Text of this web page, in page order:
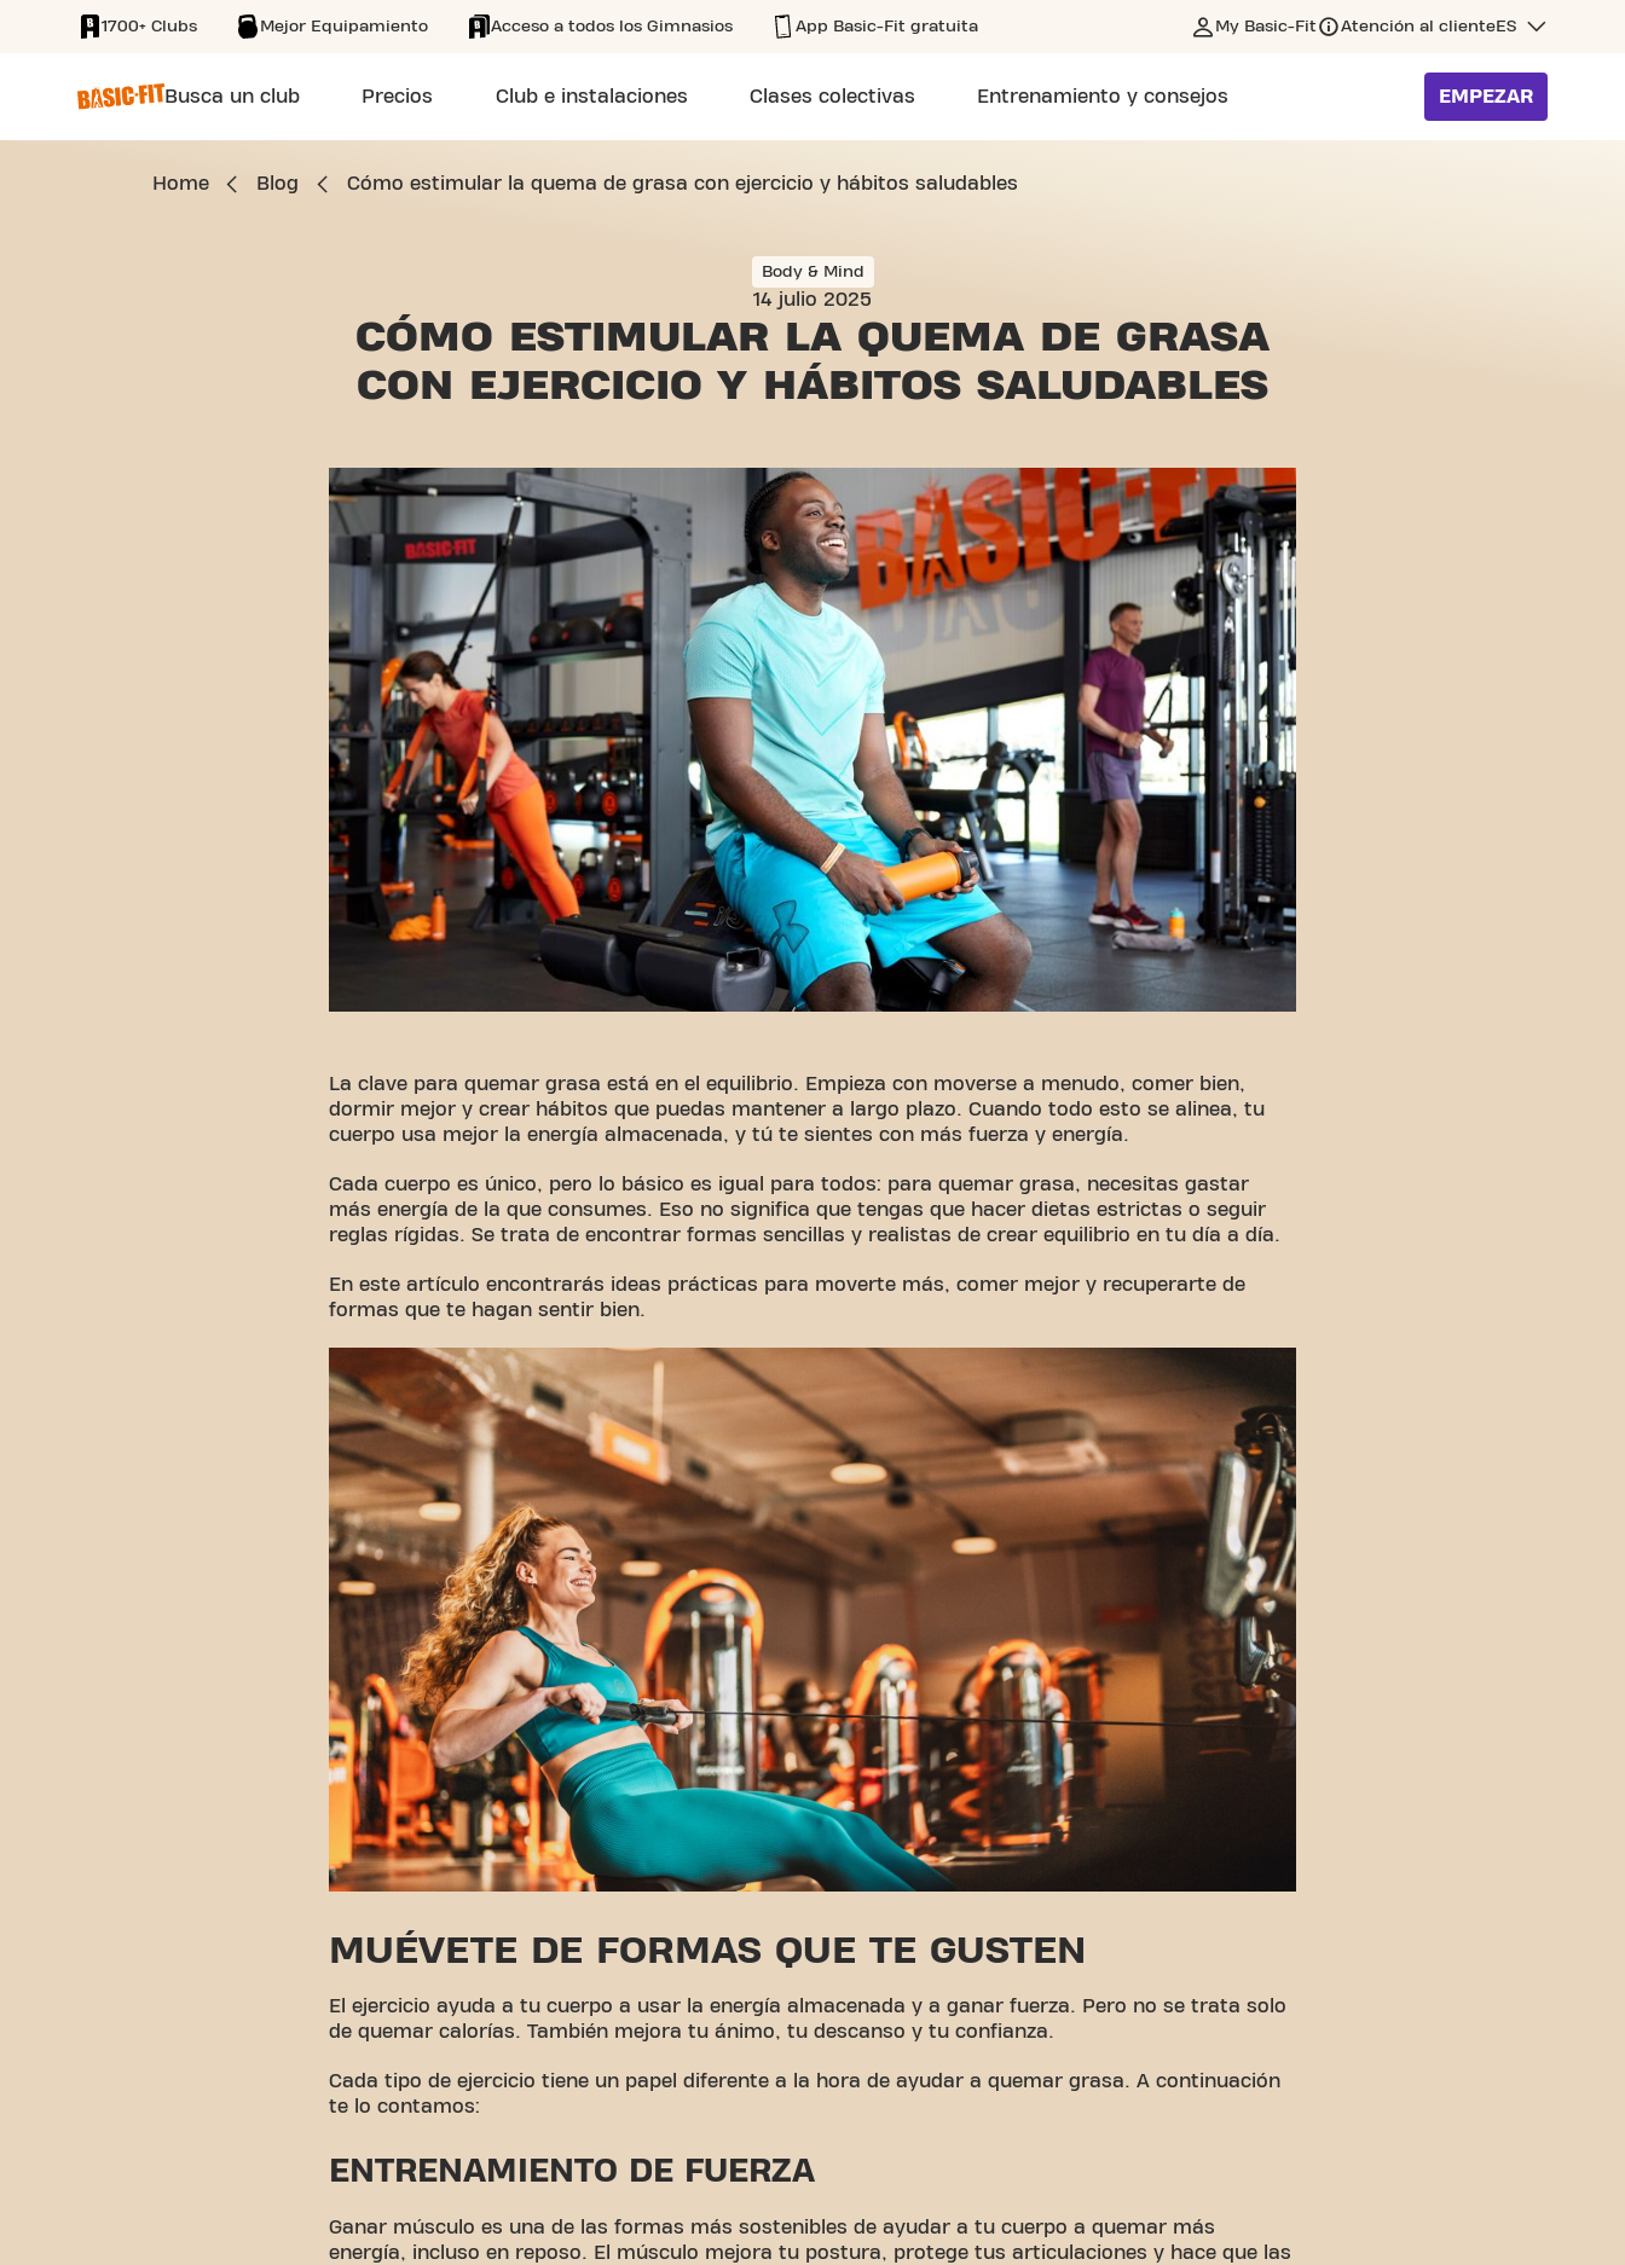
SKIP TO MAIN CONTENT
1700+ Clubs Mejor Equipamiento Acceso a todos los Gimnasios App Basic-Fit gratuita My Basic-Fit Atención al clienteES
Busca un club Precios Club e instalaciones Clases colectivas Entrenamiento y consejos EMPEZAR
Home Blog Cómo estimular la quema de grasa con ejercicio y hábitos saludables
Body & Mind
14 julio 2025
CÓMO ESTIMULAR LA QUEMA DE GRASA
CON EJERCICIO Y HÁBITOS SALUDABLES
La clave para quemar grasa está en el equilibrio. Empieza con moverse a menudo, comer bien,
dormir mejor y crear hábitos que puedas mantener a largo plazo. Cuando todo esto se alinea, tu
cuerpo usa mejor la energía almacenada, y tú te sientes con más fuerza y energía.
Cada cuerpo es único, pero lo básico es igual para todos: para quemar grasa, necesitas gastar
más energía de la que consumes. Eso no significa que tengas que hacer dietas estrictas o seguir
reglas rígidas. Se trata de encontrar formas sencillas y realistas de crear equilibrio en tu día a día.
En este artículo encontrarás ideas prácticas para moverte más, comer mejor y recuperarte de
formas que te hagan sentir bien.
MUÉVETE DE FORMAS QUE TE GUSTEN
El ejercicio ayuda a tu cuerpo a usar la energía almacenada y a ganar fuerza. Pero no se trata solo
de quemar calorías. También mejora tu ánimo, tu descanso y tu confianza.
Cada tipo de ejercicio tiene un papel diferente a la hora de ayudar a quemar grasa. A continuación
te lo contamos:
ENTRENAMIENTO DE FUERZA
Ganar músculo es una de las formas más sostenibles de ayudar a tu cuerpo a quemar más
energía, incluso en reposo. El músculo mejora tu postura, protege tus articulaciones y hace que las